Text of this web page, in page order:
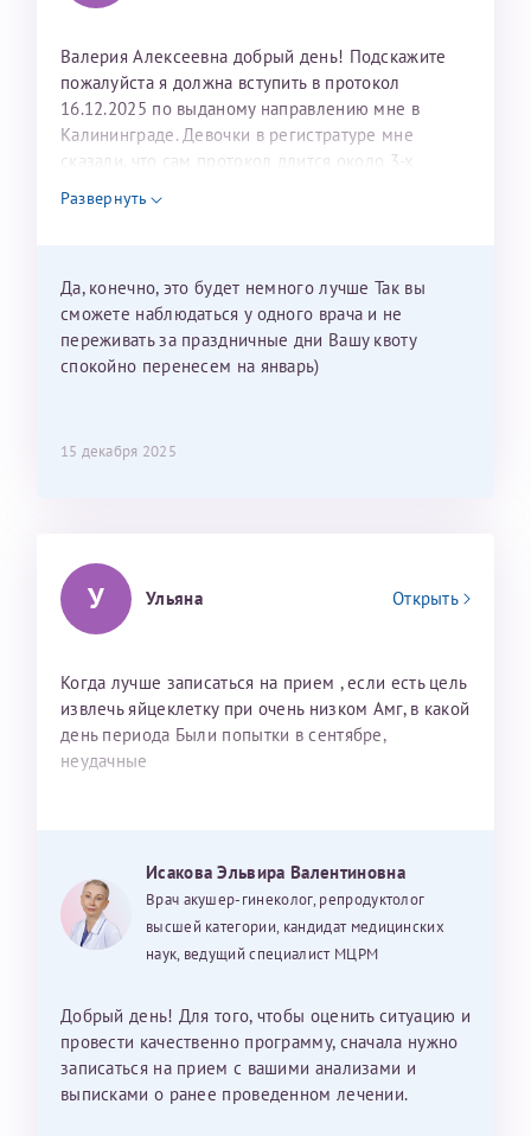
Валерия Алексеевна добрый день! Подскажите
пожалуйста я должна вступить в протокол
16.12.2025 по выданому направлению мне в
Калининграде. Девочки в регистратуре мне
сказали, что сам протокол длится около 3-х
недель и 3 недели я должна находится в Питере.
Можно мне новый год провести в Калининграде и
Развернуть
Да, конечно, это будет немного лучше Так вы
сможете наблюдаться у одного врача и не
переживать за праздничные дни Вашу квоту
спокойно перенесем на январь)
15 декабря 2025
У Ульяна Открыть
Когда лучше записаться на прием , если есть цель
извлечь яйцеклетку при очень низком Амг, в какой
день периода Были попытки в сентябре,
неудачные
Исакова Эльвира Валентиновна
Врач акушер-гинеколог, репродуктолог
высшей категории, кандидат медицинских
наук, ведущий специалист МЦРМ
Добрый день! Для того, чтобы оценить ситуацию и
провести качественно программу, сначала нужно
записаться на прием с вашими анализами и
выписками о ранее проведенном лечении.